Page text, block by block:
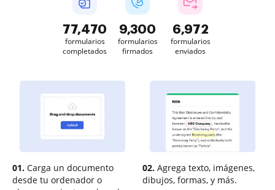
77,470
formularios
completados
9,300
formularios
firmados
6,972
formularios
enviados
01. Carga un documento
desde tu ordenador o
02. Agrega texto, imágenes,
dibujos, formas, y más.